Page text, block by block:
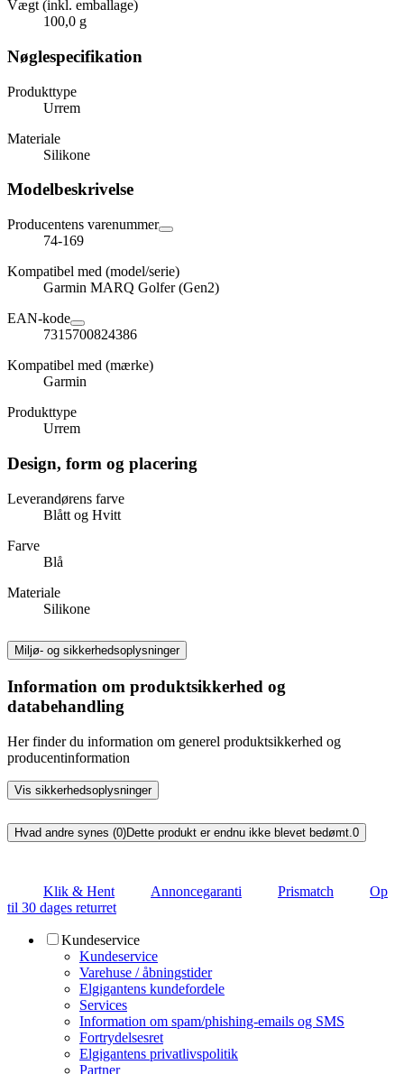
Vægt (inkl. emballage)
100,0 g
Nøglespecifikation
Produkttype
Urrem
Materiale
Silikone
Modelbeskrivelse
Producentens varenummer
74-169
Kompatibel med (model/serie)
Garmin MARQ Golfer (Gen2)
EAN-kode
7315700824386
Kompatibel med (mærke)
Garmin
Produkttype
Urrem
Design, form og placering
Leverandørens farve
Blått og Hvitt
Farve
Blå
Materiale
Silikone
Miljø- og sikkerhedsoplysninger
Information om produktsikkerhed og
databehandling
Her finder du information om generel produktsikkerhed og
producentinformation
Vis sikkerhedsoplysninger
Hvad andre synes (0)Dette produkt er endnu ikke blevet bedømt.0
Klik & Hent Annoncegaranti Prismatch
Op
til 30 dages returret
Kundeservice
Kundeservice
Varehuse / åbningstider
Elgigantens kundefordele
Services
Information om spam/phishing-emails og SMS
Fortrydelsesret
Elgigantens privatlivspolitik
Partner